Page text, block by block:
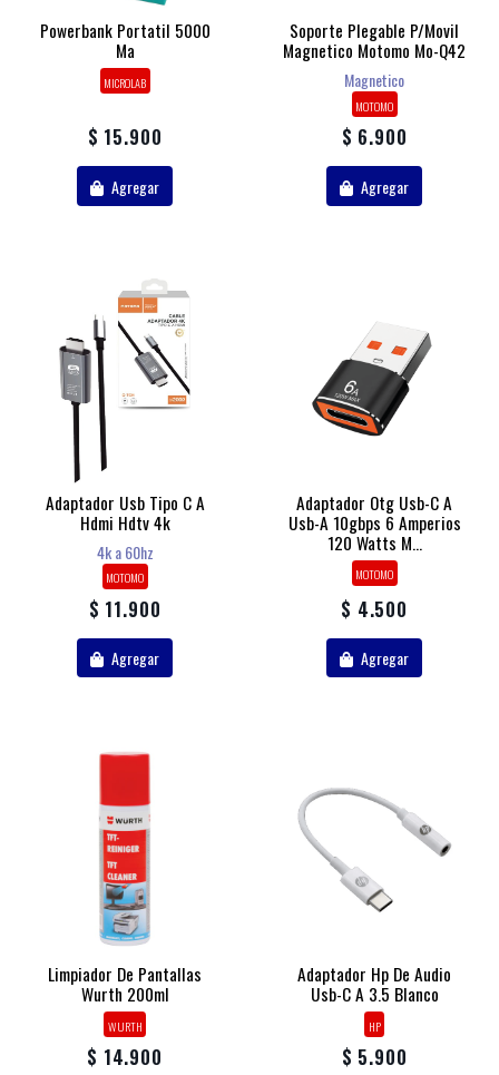
Powerbank Portatil 5000
Ma
MICROLAB
$ 15.900
Agregar
Soporte Plegable P/movil
Magnetico Motomo Mo-Q42
Magnetico
MOTOMO
$ 6.900
Agregar
Adaptador Usb Tipo C A
Hdmi Hdtv 4k
4k a 60hz
MOTOMO
$ 11.900
Agregar
Adaptador Otg Usb-C A
Usb-A 10gbps 6 Amperios
120 Watts M...
MOTOMO
$ 4.500
Agregar
Limpiador De Pantallas
Wurth 200ml
WURTH
$ 14.900
Adaptador Hp De Audio
Usb-C A 3.5 Blanco
HP
$ 5.900